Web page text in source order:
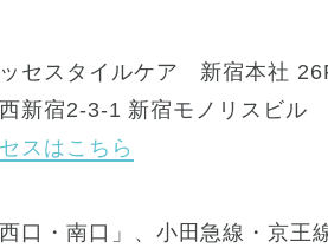
セスタイルケア 新宿本社
新宿2-3-1 新宿モノリスビル
スはこちら
口・南口」、小田急線・京